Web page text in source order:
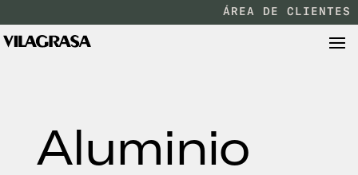
ÁREA DE CLIENTES
Aluminio